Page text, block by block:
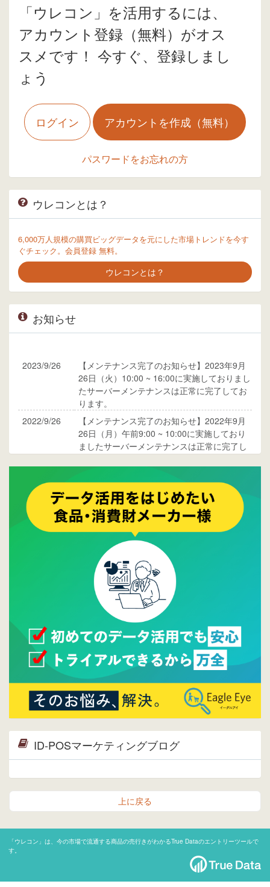
「ウレコン」を活用するには、
アカウント登録（無料）がオス
スメです！ 今すぐ、登録しまし
ょう
ログイン アカウントを作成（無料）
パスワードをお忘れの方
ウレコンとは？
6,000万人規模の購買ビッグデータを元にした市場トレンドを今す
ぐチェック。会員登録 無料。
ウレコンとは？
お知らせ
2023/9/26
【メンテナンス完了のお知らせ】2023年9月
26日（火）10:00 ~ 16:00に実施しておりまし
たサーバーメンテナンスは正常に完了してお
ります。
2022/9/26
【メンテナンス完了のお知らせ】2022年9月
26日（月）午前9:00 ~ 10:00に実施しており
ましたサーバーメンテナンスは正常に完了し
ご覧ください。
2015/10/19
ウレコンのサイト機能を大幅バージョンアッ
プ。詳細はこちら。⇒告知ページへ
2015/09/28
ウレコンが機能拡充し、サイトリニューアル
しました。⇒
ウレコンFacebook
Facebookページを開設しました。詳細は
ら。
ウレコンサイトリリースしました。
ID-POSマーケティングブログ
上に戻る
「ウレコン」は、今の市場で流通する商品の売行きがわかるTrue Dataのエントリーツールで
す。